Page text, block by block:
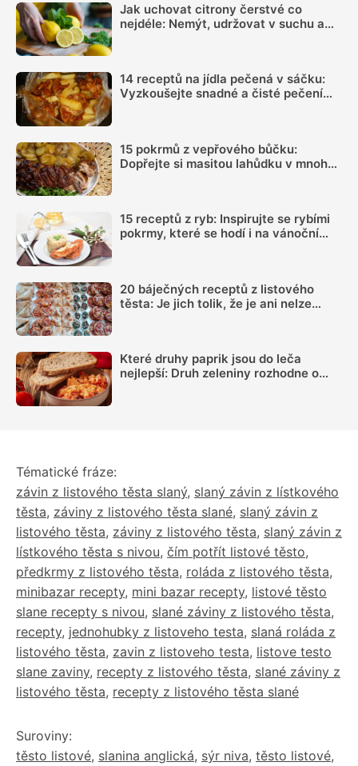
Jak uchovat citrony čerstvé co
nejdéle: Nemýt, udržovat v suchu a
14 receptů na jídla pečená v sáčku:
Vyzkoušejte snadné a čisté pečení
15 pokrmů z vepřového bůčku:
Dopřejte si masitou lahůdku v mnoha
15 receptů z ryb: Inspirujte se rybími
pokrmy, které se hodí i na vánoční
20 báječných receptů z listového
těsta: Je jich tolik, že je ani nelze
Které druhy paprik jsou do leča
nejlepší: Druh zeleniny rozhodne o
Tématické fráze:
závin z listového těsta slaný, slaný závin z lístkového
těsta, záviny z listového těsta slané, slaný závin z
listového těsta, záviny z listového těsta, slaný závin z
lístkového těsta s nivou, čím potřít listové těsto,
předkrmy z listového těsta, roláda z listového těsta,
minibazar recepty, mini bazar recepty, listové těsto
slane recepty s nivou, slané záviny z listového těsta,
recepty, jednohubky z listoveho testa, slaná roláda z
listového těsta, zavin z listoveho testa, listove testo
slane zaviny, recepty z listového těsta, slané záviny z
listového těsta, recepty z listového těsta slané
Suroviny:
těsto listové, slanina anglická, sýr niva, těsto listové,